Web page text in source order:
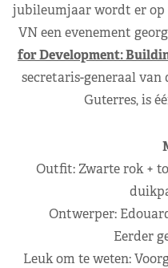
jubileumjaar wordt er op
VN een evenement
for Development:
secretaris-generaal van
Guterres, is
Outfit: Zwarte rok +
Ontwerper:
Eerder
Leuk om te weten: